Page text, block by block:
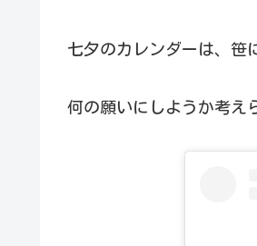
七夕のカレンダーは、笹
何の願いにしようか考え